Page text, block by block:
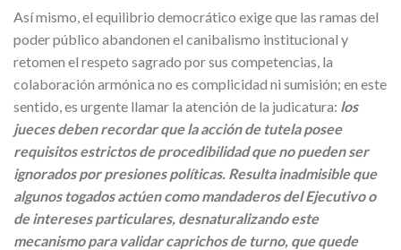
Así mismo, el equilibrio democrático exige que las ramas del
poder público abandonen el canibalismo institucional y
retomen el respeto sagrado por sus competencias, la
colaboración armónica no es complicidad ni sumisión; en este
sentido, es urgente llamar la atención de la judicatura: los
jueces deben recordar que la acción de tutela posee
requisitos estrictos de procedibilidad que no pueden ser
ignorados por presiones políticas. Resulta inadmisible que
algunos togados actúen como mandaderos del Ejecutivo o
de intereses particulares, desnaturalizando este
mecanismo para validar caprichos de turno, que quede